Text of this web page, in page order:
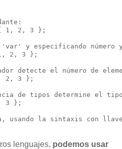
1, 2, 3 };
y especificando número
2, 3 };
detecte el número de
2, 3 };
de tipos determine el
3 };
usando la sintaxis con
lenguajes, podemos usar